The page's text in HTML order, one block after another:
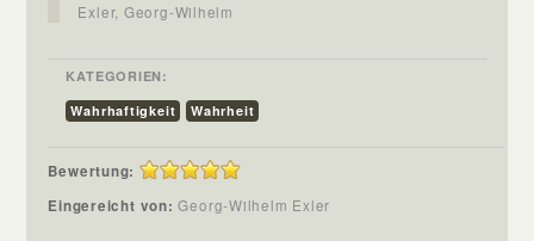
Exler, Georg-Wilhelm
KATEGORIEN:
Wahrhaftigkeit
Wahrheit
Bewertung:
Eingereicht von:Georg-Wilhelm Exler